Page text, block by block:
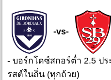
-vs-
- บอร์กโดซ์สกอร์ต่ำ 2.5 ป
รสต์ในถิ่น (ทุกถ้วย)